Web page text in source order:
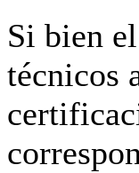
Si bien
técnicos